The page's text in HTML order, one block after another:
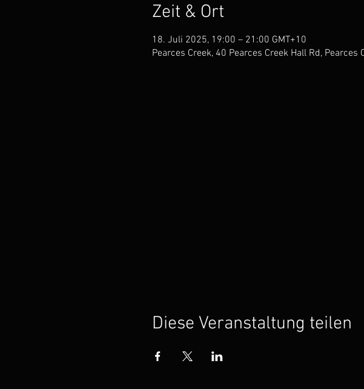
Zeit & Ort
18. Juli 2025, 19:00 – 21:00 GMT+10
Pearces Creek, 40 Pearces Creek Hall Rd,
Diese Veranstaltung teilen